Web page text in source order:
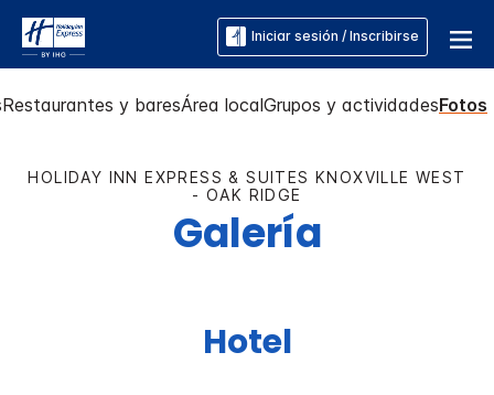
Iniciar sesión / Inscribirse
Restaurantes y baresÁrea localGrupos y actividadesFotos
HOLIDAY INN EXPRESS & SUITES KNOXVILLE WEST
- OAK RIDGE
Galería
Hotel